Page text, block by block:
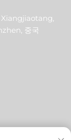
Xiangjiaotang,
중국